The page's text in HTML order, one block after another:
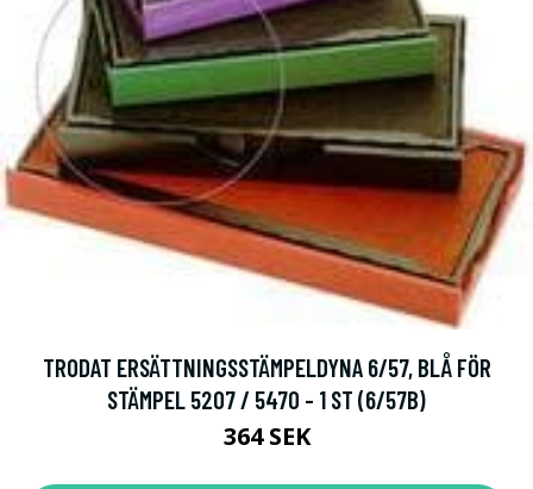
TRODAT ERSÄTTNINGSSTÄMPELDYNA 6/57, BLÅ FÖR
STÄMPEL 5207 / 5470 - 1 ST (6/57B)
364 SEK